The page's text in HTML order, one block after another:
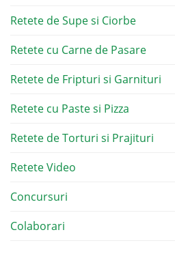
Retete de Supe si Ciorbe
Retete cu Carne de Pasare
Retete de Fripturi si Garnituri
Retete cu Paste si Pizza
Retete de Torturi si Prajituri
Retete Video
Concursuri
Colaborari